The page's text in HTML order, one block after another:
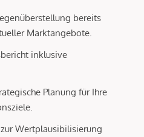
bereits
Marktangebote.
inklusive
Planung für Ihre
Wertplausibilisierung